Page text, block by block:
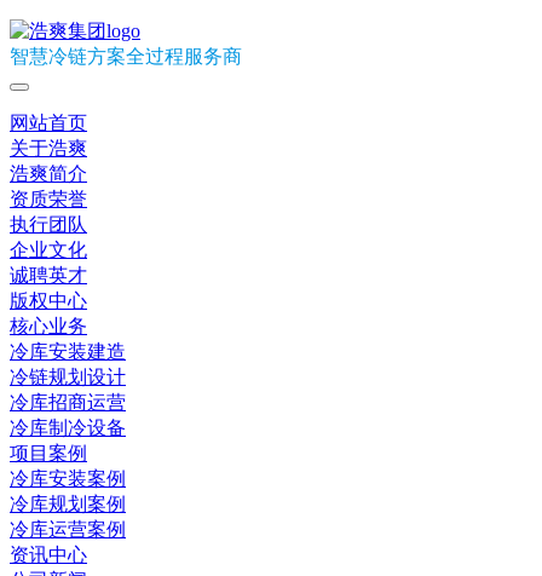
智慧冷链方案全过程服务商
网站首页
关于浩爽
浩爽简介
资质荣誉
执行团队
企业文化
诚聘英才
版权中心
核心业务
冷库安装建造
冷链规划设计
冷库招商运营
冷库制冷设备
项目案例
冷库安装案例
冷库规划案例
冷库运营案例
资讯中心